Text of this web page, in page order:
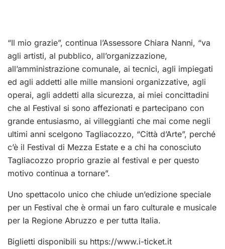
“Il mio grazie”, continua l’Assessore Chiara Nanni, “va
agli artisti, al pubblico, all’organizzazione,
all’amministrazione comunale, ai tecnici, agli impiegati
ed agli addetti alle mille mansioni organizzative, agli
operai, agli addetti alla sicurezza, ai miei concittadini
che al Festival si sono affezionati e partecipano con
grande entusiasmo, ai villeggianti che mai come negli
ultimi anni scelgono Tagliacozzo, “Città d’Arte”, perché
c’è il Festival di Mezza Estate e a chi ha conosciuto
Tagliacozzo proprio grazie al festival e per questo
motivo continua a tornare”.
Uno spettacolo unico che chiude un’edizione speciale
per un Festival che è ormai un faro culturale e musicale
per la Regione Abruzzo e per tutta Italia.
Biglietti disponibili su https://www.i-ticket.it